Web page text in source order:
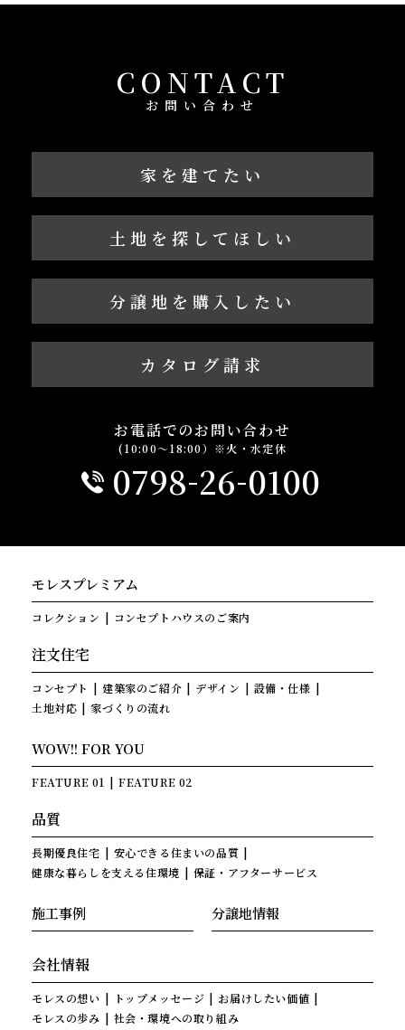
CONTACT
お問い合わせ
家を建てたい
土地を探してほしい
分譲地を購入したい
カタログ請求
お電話でのお問い合わせ
(10:00～18:00）※火・水定休
0798-26-0100
モレスプレミアム
コレクション コンセプトハウスのご案内
注文住宅
コンセプト 建築家のご紹介 デザイン
設備・仕様
土地対応
家づくりの流れ
WOW!! FOR YOU
FEATURE 01 FEATURE 02
品質
長期優良住宅
安心できる住まいの品質
健康な暮らしを支える住環境
保証・アフターサービス
施工事例 分譲地情報
会社情報
モレスの想い トップメッセージ
お届けしたい価値
モレスの歩み
社会・環境への取り組み